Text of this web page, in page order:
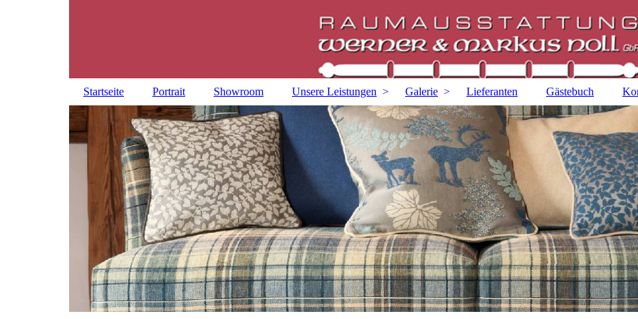
Startseite Portrait Showroom Unsere Leistungen Galerie Lieferanten Gästebuch